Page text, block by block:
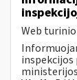
Web turinio
ministerijos